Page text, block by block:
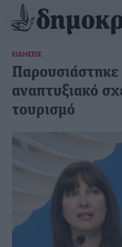
ΕΙΔΉΣΕΙΣ
Παρουσιάστηκε
αναπτυξιακό
τουρισμό